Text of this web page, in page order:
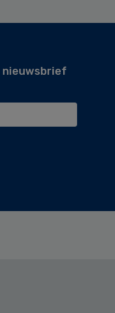
nieuwsbrief